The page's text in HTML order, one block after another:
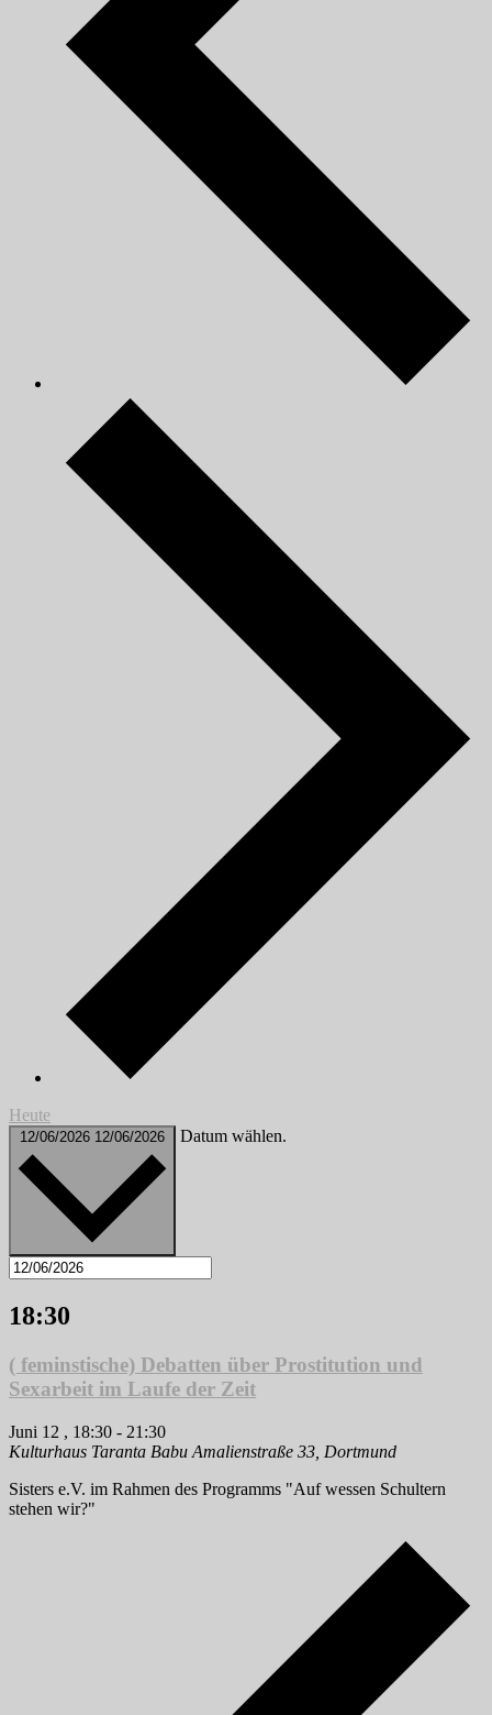
Heute
12/06/2026 12/06/2026 Datum wählen.
18:30
( feminstische) Debatten über Prostitution und
Sexarbeit im Laufe der Zeit
Juni 12 , 18:30 - 21:30
Kulturhaus Taranta Babu Amalienstraße 33, Dortmund
Sisters e.V. im Rahmen des Programms "Auf wessen Schultern
stehen wir?"